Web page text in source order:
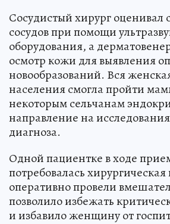
Сосудистый хирург оценивал
сосудов при помощи
оборудования, а
осмотр кожи для выявления
новообразований. Вся
населения смогла пройти
некоторым сельчанам
направление на
диагноза.
Одной пациентке в ходе
потребовалась
оперативно провели
позволило избежать
и избавило женщину от